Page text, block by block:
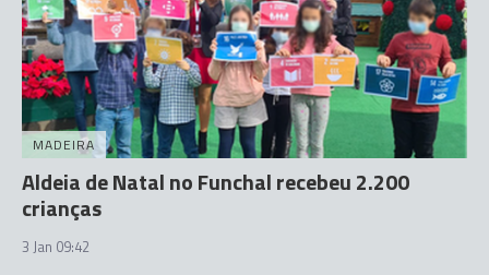
MADEIRA
Aldeia de Natal no Funchal recebeu 2.200
crianças
3 Jan 09:42